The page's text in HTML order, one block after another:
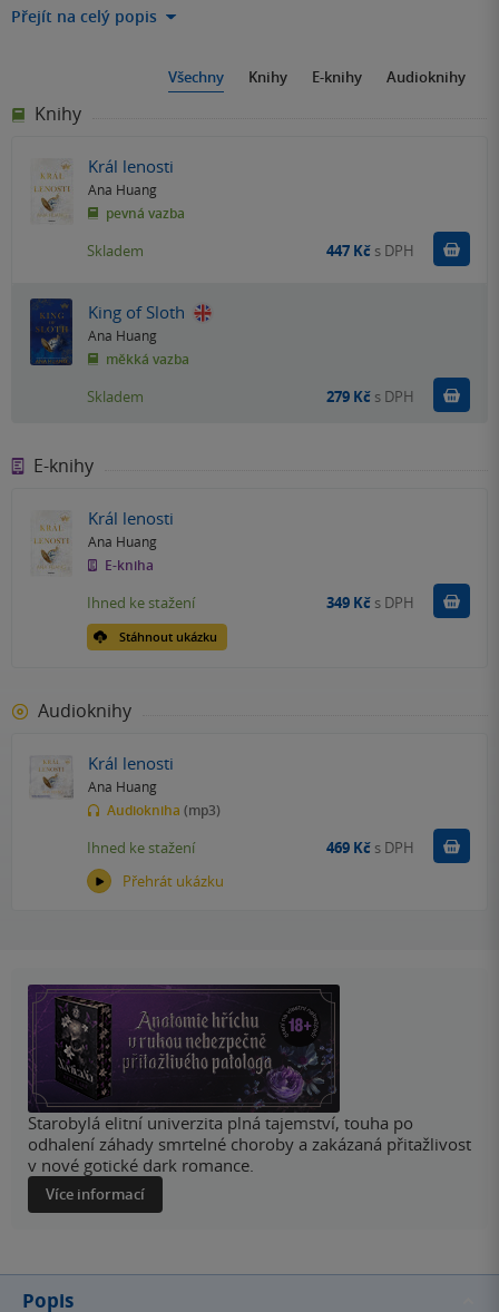
Přejít na celý popis
Všechny Knihy E-knihy Audioknihy
Knihy
Král lenosti
Ana Huang
pevná vazba
Skladem 447 Kč s DPH
King of Sloth
Ana Huang
měkká vazba
Skladem 279 Kč s DPH
E-knihy
Král lenosti
Ana Huang
E-kniha
Stáhnout ukázku
Ihned ke stažení 349 Kč s DPH Koupit
Audioknihy
Král lenosti
Ana Huang
Audiokniha (mp3)
Přehrát ukázku
Ihned ke stažení 469 Kč s DPH Koupit
Starobylá elitní univerzita plná tajemství, touha po
odhalení záhady smrtelné choroby a zakázaná přitažlivost
v nové gotické dark romance.
Více informací
Popis